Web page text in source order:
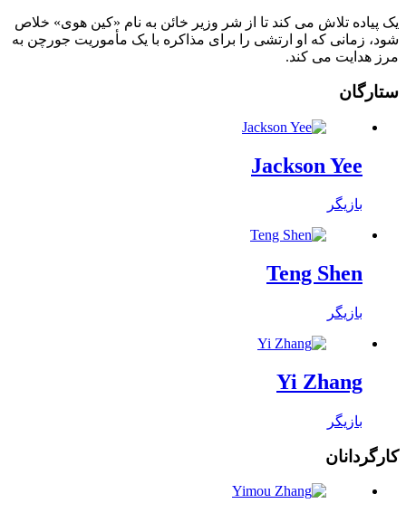
یک پیاده تلاش می کند تا از شر وزیر خائن به نام «کین هوی» خلاص
شود، زمانی که او ارتشی را برای مذاکره با یک مأموریت جورچن به
مرز هدایت می کند.
ستارگان
Jackson Yee
بازیگر
Teng Shen
بازیگر
Yi Zhang
بازیگر
کارگردانان